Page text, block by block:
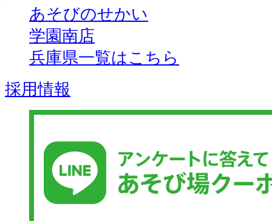
あそびのせかい
学園南店
兵庫県一覧はこちら
採用情報